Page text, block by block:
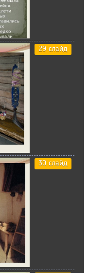
29 слайд
30 слайд